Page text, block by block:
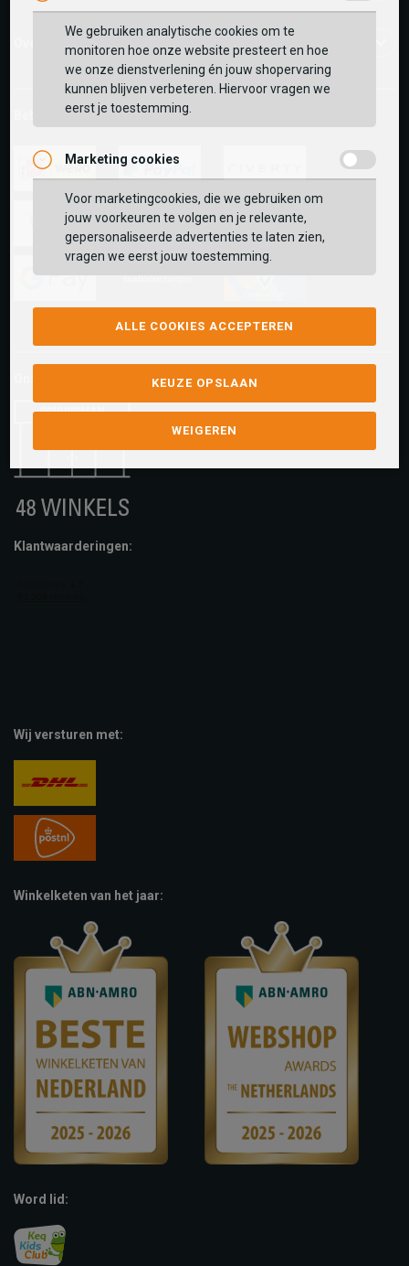
Betaalmethoden
paypal riverty
mastercard
apple-
pay
google-
fashion-
cheque
vvv-
giftcard
Klantwaarderingen:
Wij versturen met:
Winkelketen van het jaar:
Word lid:
We gebruiken analytische cookies om te
monitoren hoe onze website presteert en hoe
we onze dienstverlening én jouw shopervaring
kunnen blijven verbeteren. Hiervoor vragen we
eerst je toestemming.
Marketing cookies
Voor marketingcookies, die we gebruiken om
jouw voorkeuren te volgen en je relevante,
gepersonaliseerde advertenties te laten zien,
vragen we eerst jouw toestemming.
ALLE COOKIES ACCEPTEREN
KEUZE OPSLAAN
WEIGEREN